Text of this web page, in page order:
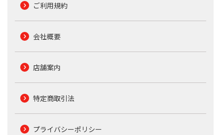
ご利用規約
会社概要
店舗案内
特定商取引法
プライバシーポリシー